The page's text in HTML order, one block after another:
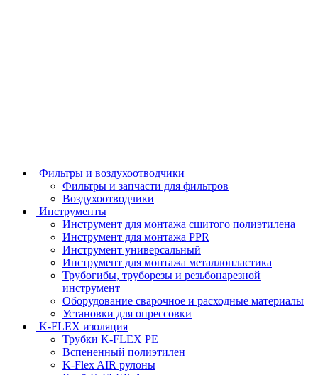
Фильтры и воздухоотводчики
Фильтры и запчасти для фильтров
Воздухоотводчики
Инструменты
Инструмент для монтажа сшитого полиэтилена
Инструмент для монтажа PPR
Инструмент универсальный
Инструмент для монтажа металлопластика
Трубогибы, труборезы и резьбонарезной
инструмент
Оборудование сварочное и расходные материалы
Установки для опрессовки
K-FLEX изоляция
Трубки K-FLEX PE
Вспененный полиэтилен
K-Flex AIR рулоны